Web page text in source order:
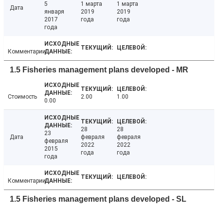
Дата
5
января
2017
года
1 марта
2019
года
1 марта
2019
года
Комментарии
1.5 Fisheries management plans developed - MR
Стоимость
0.00
2.00 1.00
Дата
23
февраля
2015
года
28
февраля
2022
года
28
февраля
2022
года
Комментарии
1.5 Fisheries management plans developed - SL